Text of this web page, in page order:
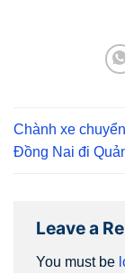
Chành xe
Đồng Nai đi
Leave a
You must be